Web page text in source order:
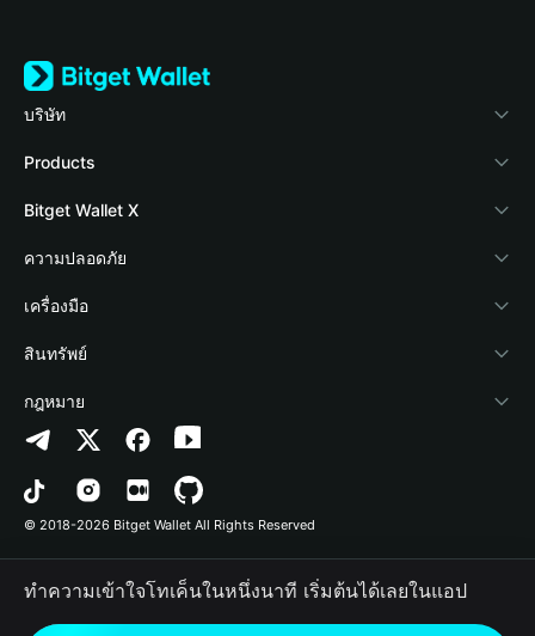
บริษัท
เกี่ยวกับ Bitget Wallet
Blog
Academy
ข่าวสารด้านคริปโต
ศูนย์ช่วยเหลือ
ติดต่อเรา
ทรัพยากรข้อมูลของแบรนด์
อาชีพ
Products
Crypto Card
Stablecoin Earn
Payfi Crypto
Crypto Swap API
Altcoin Season Index
Prediction Markets
DApp
RWA
Bitget Wallet X
นักพัฒนา
เชื่อมต่อ Wallet
Bitget Wallet Pay
ลิสต์โปรเจกต์
ความปลอดภัย
Protection Fund
เทคโนโลยีความปลอดภัย
เครื่องมือ
ซื้อคริปโต
การตรวจจับการอนุญาต
การตรวจจับสัญญา
การโอนเป็นชุด
สินทรัพย์
Arbitrum
Avalanche
Bitcoin
Polygon
กฎหมาย
นโยบายความเป็นส่วนตัว
ข้อตกลงในการใช้บริการ
© 2018-2026 Bitget Wallet All Rights Reserved
ทำความเข้าใจโทเค็นในหนึ่งนาที เริ่มต้นได้เลยในแอป